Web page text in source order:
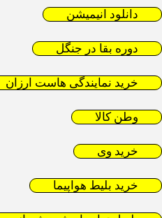
دانلود انیمیشن
دوره بقا در جنگل
خرید نمایندگی هاست ارزان
وطن کالا
خرید وی
خرید بلیط هواپیما